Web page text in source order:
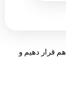
قرار دهیم و